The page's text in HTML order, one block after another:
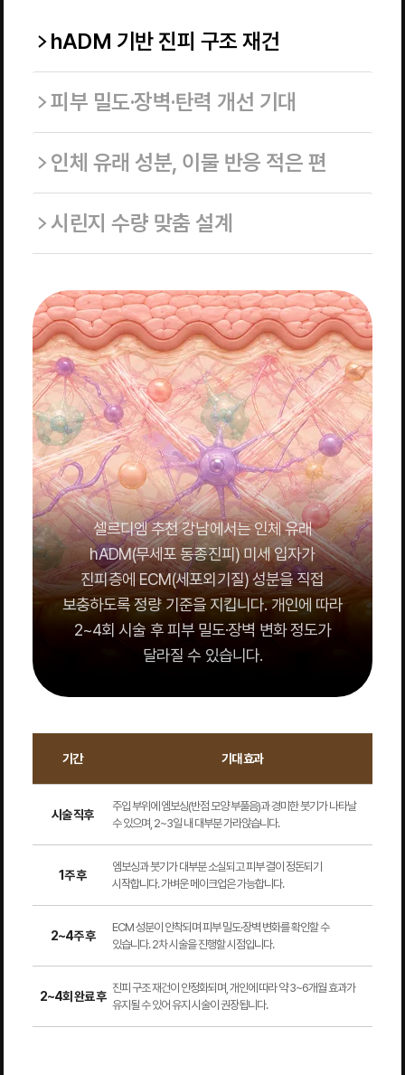
hADM 기반 진피 구조 재건
피부 밀도·장벽·탄력 개선 기대
인체 유래 성분, 이물 반응 적은 편
시린지 수량 맞춤 설계
셀르디엠 추천 강남에서는 인체 유래
hADM(무세포 동종진피) 미세 입자가
진피층에 ECM(세포외기질) 성분을 직접
보충하도록 정량 기준을 지킵니다. 개인에 따라
2~4회 시술 후 피부 밀도·장벽 변화 정도가
달라질 수 있습니다.
기간 기대 효과
시술 직후
주입 부위에 엠보싱(반점 모양 부풀음)과 경미한 붓기가 나타날
수 있으며, 2~3일 내 대부분 가라앉습니다.
1주 후
엠보싱과 붓기가 대부분 소실되고 피부 결이 정돈되기
시작합니다. 가벼운 메이크업은 가능합니다.
2~4주 후
ECM 성분이 안착되며 피부 밀도·장벽 변화를 확인할 수
있습니다. 2차 시술을 진행할 시점입니다.
2~4회 완료 후
진피 구조 재건이 안정화되며, 개인에 따라 약 3~6개월 효과가
유지될 수 있어 유지 시술이 권장됩니다.